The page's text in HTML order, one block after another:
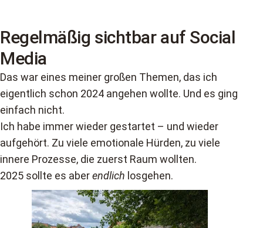
Regelmäßig sichtbar auf Social
Media
Das war eines meiner großen Themen, das ich
eigentlich schon 2024 angehen wollte. Und es ging
einfach nicht.
Ich habe immer wieder gestartet – und wieder
aufgehört. Zu viele emotionale Hürden, zu viele
innere Prozesse, die zuerst Raum wollten.
2025 sollte es aberendlich losgehen.